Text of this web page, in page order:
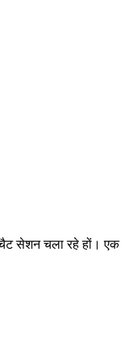
सेशन चला रहे हों। एक